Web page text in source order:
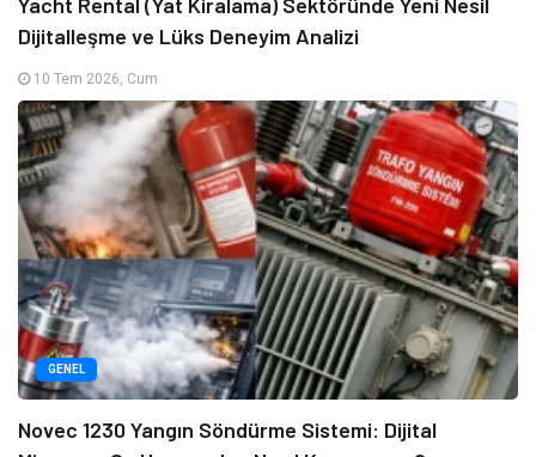
Dijitalleşme ve Lüks Deneyim Analizi
10 Tem 2026, Cum
GENEL
Novec 1230 Yangın Söndürme Sistemi: Dijital